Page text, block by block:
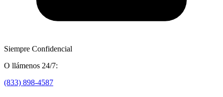
Siempre Confidencial
O llámenos 24/7:
(833) 898-4587